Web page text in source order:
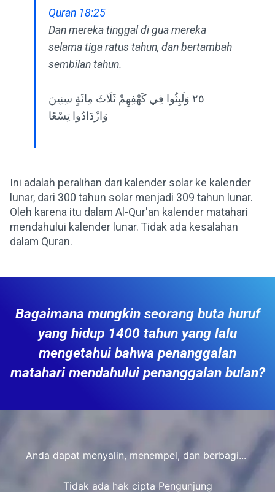
Quran 18:25
Dan mereka tinggal di gua mereka
selama tiga ratus tahun, dan bertambah
sembilan tahun.
٢٥ وَلَبِثُوا فِي كَهْفِهِمْ ثَلَاثَ مِائَةٍ سِنِينَ
وَازْدَادُوا تِسْعًا
Ini adalah peralihan dari kalender solar ke kalender
lunar, dari 300 tahun solar menjadi 309 tahun lunar.
Oleh karena itu dalam Al-Qur'an kalender matahari
mendahului kalender lunar. Tidak ada kesalahan
dalam Quran.
Bagaimana mungkin seorang buta huruf
yang hidup 1400 tahun yang lalu
mengetahui bahwa penanggalan
matahari mendahului penanggalan bulan?
Anda dapat menyalin, menempel, dan berbagi...
Tidak ada hak cipta Pengunjung